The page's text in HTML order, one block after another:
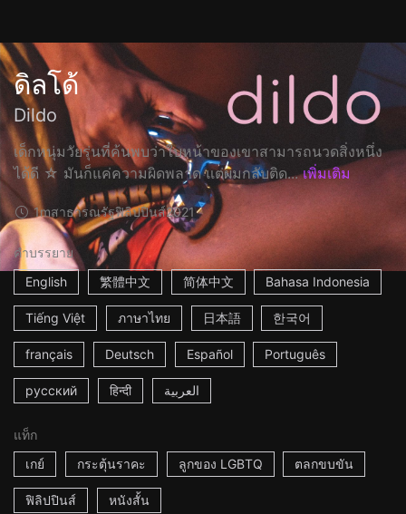
ดิลโด้
Dildo
เด็กหนุ่มวัยรุ่นที่ค้นพบว่าใบหน้าของเขาสามารถนวดสิ่งหนึ่ง
ได้ดี ☆ มันก็แค่ความผิดพลาด แต่ผมกลับติด... เพิ่มเติม
1mสาธารณรัฐฟิลิปปินส์2021
คำบรรยาย
English
繁體中文 简体中文 Bahasa Indonesia
Tiếng Việt ภาษาไทย 日本語 한국어
français Deutsch Español Português
русский हिन्दी العربية
แท็ก
เกย์
กระตุ้นราคะ ลูกของ LGBTQ ตลกขบขัน
ฟิลิปปินส์ หนังสั้น